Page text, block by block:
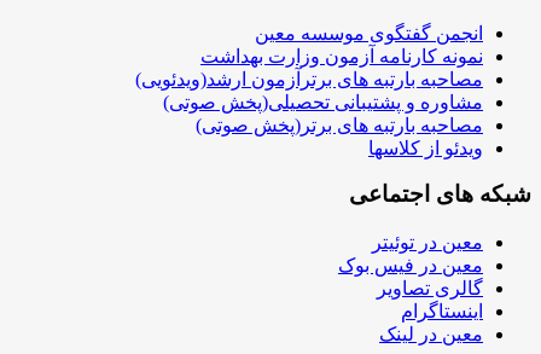
انجمن گفتگوی موسسه معین
نمونه کارنامه آزمون وزارت بهداشت
مصاحبه بارتبه های برترآزمون ارشد(ویدئویی)
مشاوره و پشتیبانی تحصیلی(پخش صوتی)
مصاحبه بارتبه های برتر(پخش صوتی)
ویدئو از کلاسها
شبکه های اجتماعی
معین در توئیتر
معین در فیس بوک
گالری تصاویر
اینستاگرام
معین در لینک